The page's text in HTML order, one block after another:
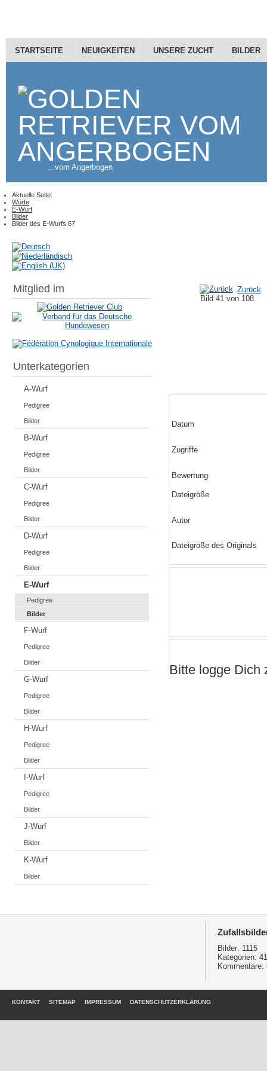
...vom Angerbogen
STARTSEITE NEUIGKEITEN UNSERE ZUCHT BILDER
Aktuelle Seite:
Würfe
E-Wurf
Bilder
Bilder des E-Wurfs 67
Mitglied im
Unterkategorien
A-Wurf
Pedigree
Bilder
B-Wurf
Pedigree
Bilder
C-Wurf
Pedigree
Bilder
D-Wurf
Pedigree
Bilder
E-Wurf
Pedigree
Bilder
F-Wurf
Pedigree
Bilder
G-Wurf
Pedigree
Bilder
H-Wurf
Pedigree
Bilder
I-Wurf
Pedigree
Bilder
J-Wurf
Bilder
K-Wurf
Bilder
Zurück
Bild 41 von 108
Datum
Zugriffe
Bewertung
Dateigröße
Autor
Dateigröße des Originals
Bitte logge Dich
Bilder: 1115
Kategorien:
Kommentare:
KONTAKT SITEMAP IMPRESSUM DATENSCHUTZERKLÄRUNG